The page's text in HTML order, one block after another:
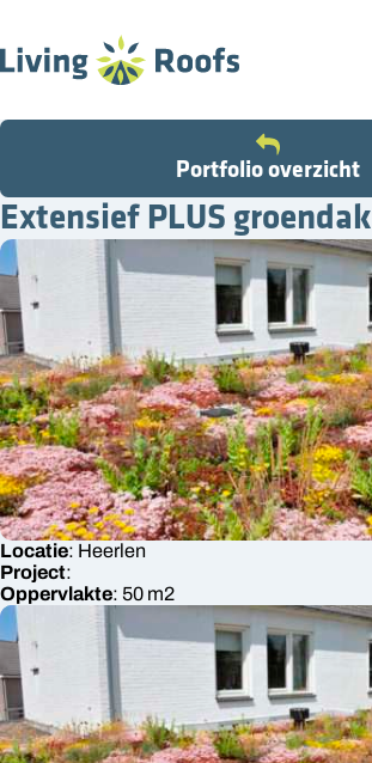
Portfolio overzicht
Extensief PLUS groendak
Locatie: Heerlen
Project:
Oppervlakte: 50 m2